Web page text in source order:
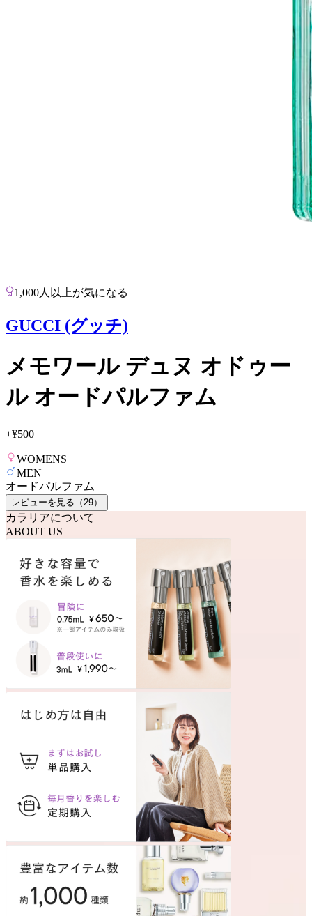
1,000人以上が気になる
GUCCI (グッチ)
メモワール デュヌ オドゥー
ル オードパルファム
+¥500
WOMENS
MEN
オードパルファム
レビューを見る（ 29）
カラリアについて
ABOUT US